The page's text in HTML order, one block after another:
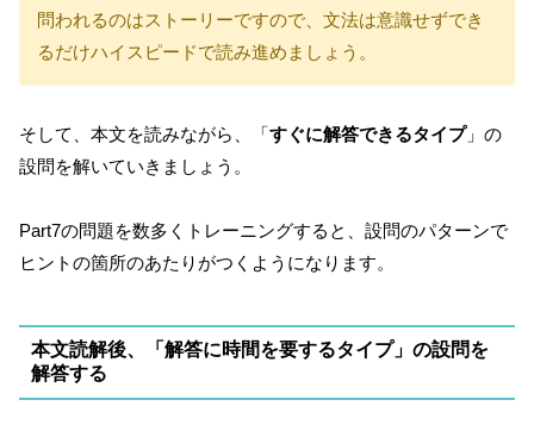
問われるのはストーリーですので、文法は意識せずでき
るだけハイスピードで読み進めましょう。
そして、本文を読みながら、「すぐに解答できるタイプ」の
設問を解いていきましょう。
Part7の問題を数多くトレーニングすると、設問のパターンで
ヒントの箇所のあたりがつくようになります。
本文読解後、「 解答に時間を要するタイプ」の設問を
解答する